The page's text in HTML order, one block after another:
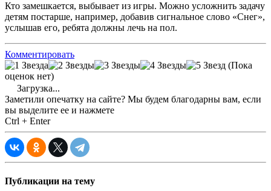
Кто замешкается, выбывает из игры. Можно усложнить задачу
детям постарше, например, добавив сигнальное слово «Снег»,
услышав его, ребята должны лечь на пол.
Комментировать
(Пока
оценок нет)
Загрузка...
Заметили опечатку на сайте? Мы будем благодарны вам, если
вы выделите ее и нажмете
Ctrl + Enter
Публикации на тему